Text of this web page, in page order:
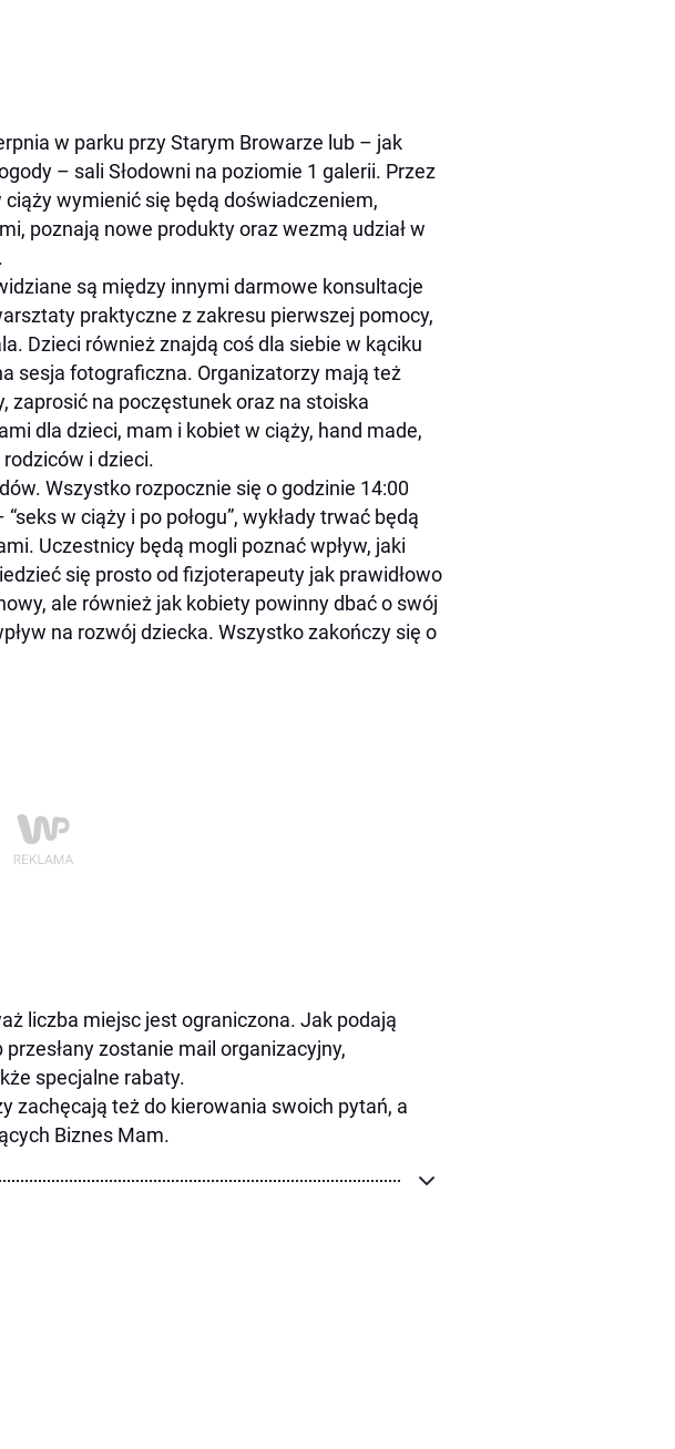
w parku przy Starym Browarze lub – jak
– sali Słodowni na poziomie 1 galerii. Przez
wymienić się będą doświadczeniem,
poznają nowe produkty oraz wezmą udział w
są między innymi darmowe konsultacje
praktyczne z zakresu pierwszej pomocy,
Dzieci również znajdą coś dla siebie w kąciku
sesja fotograficzna. Organizatorzy mają też
na poczęstunek oraz na stoiska
dla dzieci, mam i kobiet w ciąży, hand made,
i dzieci.
Wszystko rozpocznie się o godzinie 14:00
w ciąży i po połogu”, wykłady trwać będą
Uczestnicy będą mogli poznać wpływ, jaki
się prosto od fizjoterapeuty jak prawidłowo
ale również jak kobiety powinny dbać o swój
na rozwój dziecka. Wszystko zakończy się o
liczba miejsc jest ograniczona. Jak podają
zostanie mail organizacyjny,
specjalne rabaty.
zachęcają też do kierowania swoich pytań, a
Biznes Mam.